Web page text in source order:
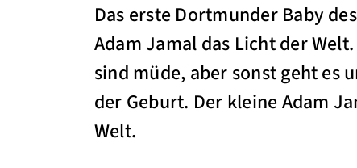
Das erste Dortmunder Baby
Adam Jamal das Licht der
sind müde, aber sonst geht es
der Geburt. Der kleine Adam
Welt.